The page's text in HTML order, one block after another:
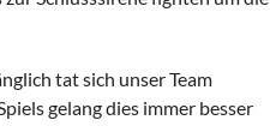
tat sich unser Team
gelang dies immer besser